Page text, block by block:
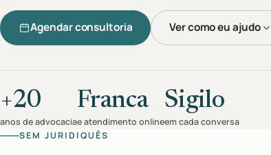
Agendar consultoria Ver como eu ajudo
+20
anos de advocacia
Franca
e atendimento online
Sigilo
em cada conversa
SEM JURIDIQUÊS